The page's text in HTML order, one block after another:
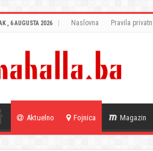
, 6 AUGUSTA 2026 Naslovna Pravila
Aktuelno Fojnica Magazin